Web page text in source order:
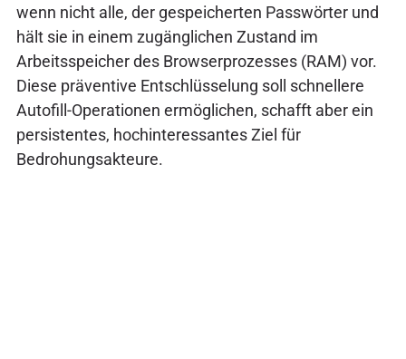
wenn nicht alle, der gespeicherten Passwörter und
hält sie in einem zugänglichen Zustand im
Arbeitsspeicher des Browserprozesses (RAM) vor.
Diese präventive Entschlüsselung soll schnellere
Autofill-Operationen ermöglichen, schafft aber ein
persistentes, hochinteressantes Ziel für
Bedrohungsakteure.